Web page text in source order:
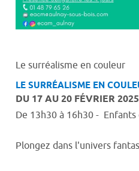
Le surréalisme en couleur
LE SURRÉALISME EN
DU 17 AU 20 FÉVRIER 2025
De 13h30 à 16h30 - Enfants
Plongez dans l'univers